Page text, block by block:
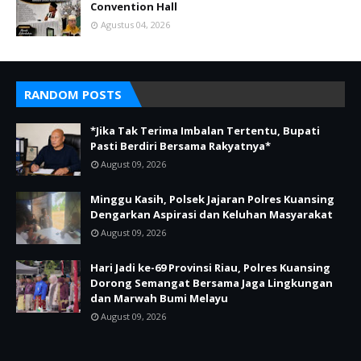
Convention Hall
Agustus 04, 2026
RANDOM POSTS
*Jika Tak Terima Imbalan Tertentu, Bupati
Pasti Berdiri Bersama Rakyatnya*
August 09, 2026
Minggu Kasih, Polsek Jajaran Polres Kuansing
Dengarkan Aspirasi dan Keluhan Masyarakat
August 09, 2026
Hari Jadi ke-69 Provinsi Riau, Polres Kuansing
Dorong Semangat Bersama Jaga Lingkungan
dan Marwah Bumi Melayu
August 09, 2026